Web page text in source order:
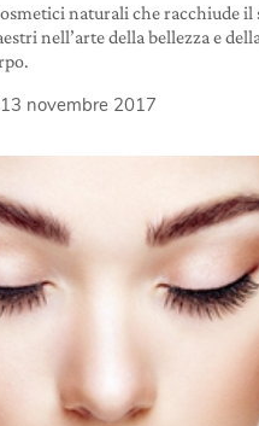
naturali che racchiude il
nell’arte della bellezza e della
13 novembre 2017